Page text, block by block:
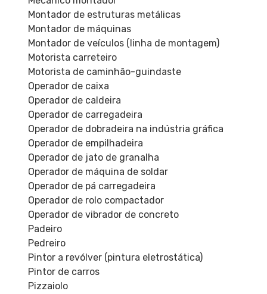
Montador de estruturas metálicas
Montador de máquinas
Montador de veículos (linha de montagem)
Motorista carreteiro
Motorista de caminhão-guindaste
Operador de caixa
Operador de caldeira
Operador de carregadeira
Operador de dobradeira na indústria gráfica
Operador de empilhadeira
Operador de jato de granalha
Operador de máquina de soldar
Operador de pá carregadeira
Operador de rolo compactador
Operador de vibrador de concreto
Padeiro
Pedreiro
Pintor a revólver (pintura eletrostática)
Pintor de carros
Pizzaiolo